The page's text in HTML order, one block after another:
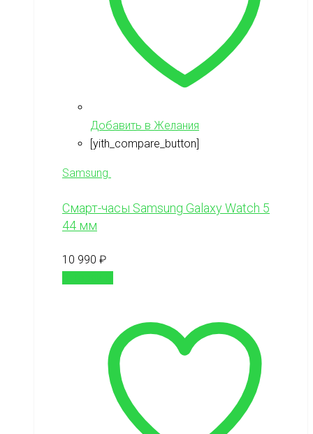
Добавить в Желания
[yith_compare_button]
Samsung
Смарт-часы Samsung Galaxy Watch 5
44 мм
10 990 ₽